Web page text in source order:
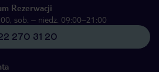
Rezerwacji
sob. – niedz. 09:00–21:00
270 31 20